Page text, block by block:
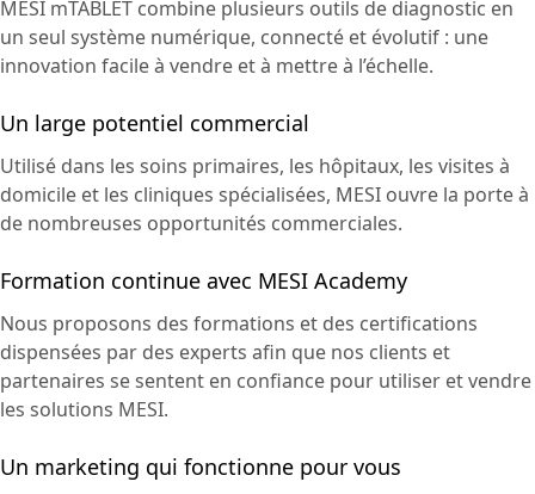
MESI mTABLET combine plusieurs outils de diagnostic en
un seul système numérique, connecté et évolutif : une
innovation facile à vendre et à mettre à l’échelle.
Un large potentiel commercial
Utilisé dans les soins primaires, les hôpitaux, les visites à
domicile et les cliniques spécialisées, MESI ouvre la porte à
de nombreuses opportunités commerciales.
Formation continue avec MESI Academy
Nous proposons des formations et des certifications
dispensées par des experts afin que nos clients et
partenaires se sentent en confiance pour utiliser et vendre
les solutions MESI.
Un marketing qui fonctionne pour vous